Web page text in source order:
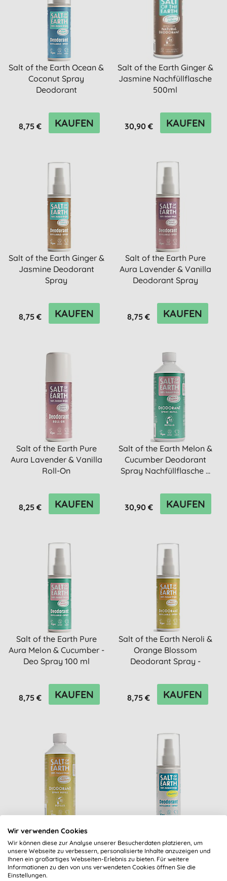
Salt of the Earth Ocean &
Coconut Spray
Deodorant
8,75 € KAUFEN
Salt of the Earth Ginger &
Jasmine Nachfüllflasche
500ml
30,90 € KAUFEN
Salt of the Earth Ginger &
Jasmine Deodorant
Spray
8,75 € KAUFEN
Salt of the Earth Pure
Aura Lavender & Vanilla
Deodorant Spray
8,75 € KAUFEN
Salt of the Earth Pure
Aura Lavender & Vanilla
Roll-On
8,25 € KAUFEN
Salt of the Earth Melon &
Cucumber Deodorant
Spray Nachfüllflasche ...
30,90 € KAUFEN
Salt of the Earth Pure
Aura Melon & Cucumber -
Deo Spray 100 ml
8,75 € KAUFEN
Salt of the Earth Neroli &
Orange Blossom
Deodorant Spray -
8,75 € KAUFEN
Salt of the Earth Neroli &
Orange Blossom
Deodorant
Nachfüllflasche
Unscented Deo Spray -
Deo-Spray ohne
Duftstoffe
X
Exclusive, personalisierte Gutscheine jeden Monat
neu
Angebote & Benachrichtigungen über neue
Produkte
Wir verwenden Cookies
Wir können diese zur Analyse unserer Besucherdaten platzieren, um
unsere Webseite zu verbessern, personalisierte Inhalte anzuzeigen und
Ihnen ein großartiges Webseiten-Erlebnis zu bieten. Für weitere
Informationen zu den von uns verwendeten Cookies öffnen Sie die
Einstellungen.